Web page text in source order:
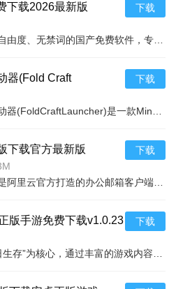
下载2026最新版
下载
器(Fold Craft
载2026最新版v1.3.2.4
下载
下载官方最新版
版
下载
版手游免费下载v1.0.23
下载